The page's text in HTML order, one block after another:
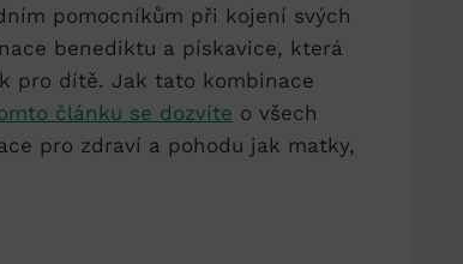
pomocníkům při kojení​ svých
benediktu a ‌pískavice, která
pro dítě. Jak tato kombinace
článku se ‌dozvíte o ⁤všech
pro‌ zdraví a ​pohodu jak matky,